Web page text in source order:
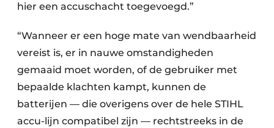
hier een accuschacht toegevoegd.”
“Wanneer er een hoge mate van wendbaarheid
vereist is, er in nauwe omstandigheden
gemaaid moet worden, of de gebruiker met
bepaalde klachten kampt, kunnen de
batterijen — die overigens over de hele STIHL
accu-lijn compatibel zijn — rechtstreeks in de